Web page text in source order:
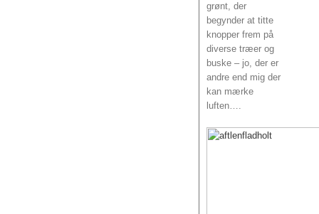
grønt, der
begynder at titte
knopper frem på
diverse træer og
buske – jo, der er
andre end mig der
kan mærke
luften….